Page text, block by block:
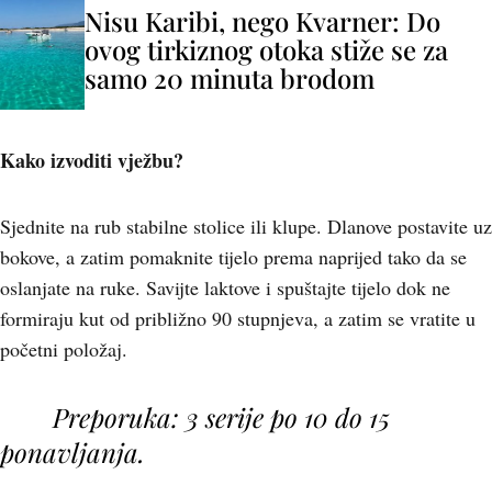
Nisu Karibi, nego Kvarner: Do
ovog tirkiznog otoka stiže se za
samo 20 minuta brodom
Kako izvoditi vježbu?
Sjednite na rub stabilne stolice ili klupe. Dlanove postavite uz
bokove, a zatim pomaknite tijelo prema naprijed tako da se
oslanjate na ruke. Savijte laktove i spuštajte tijelo dok ne
formiraju kut od približno 90 stupnjeva, a zatim se vratite u
početni položaj.
Preporuka: 3 serije po 10 do 15
ponavljanja.